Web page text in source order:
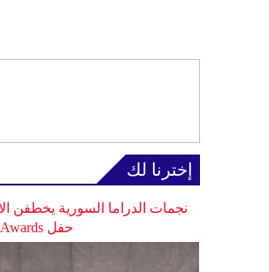
إخترنا لك
نجمات الدراما السورية يخطفن
حفل Joy Awards